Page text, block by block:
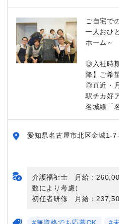
ご自宅で
一人おひ
ホーム～
◎入社時
降】ご希
◎直近・
駅チカ好
名城線「
愛知県名古屋市北区金城1-
介護福祉士 月給：
数により考慮）
初任者研修 月給：
#無資格でも応募OK #